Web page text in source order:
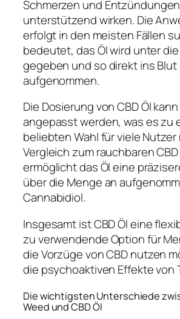
Schmerzen und Entzündungen
unterstützend wirken. Die
erfolgt in den meisten Fällen
bedeutet, das Öl wird unter
gegeben und so direkt ins Blut
aufgenommen.
Die Dosierung von CBD Öl
angepasst werden, was es zu
beliebten Wahl für viele Nutzer
Vergleich zum rauchbaren
ermöglicht das Öl eine
über die Menge an
Cannabidiol.
Insgesamt ist CBD Öl eine
zu verwendende Option für
die Vorzüge von CBD nutzen
die psychoaktiven Effekte von
Die wichtigsten Unterschiede
Weed und CBD Öl